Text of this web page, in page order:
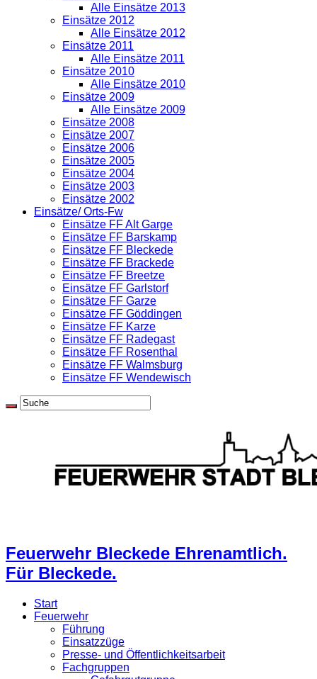
Alle Einsätze 2013
Einsätze 2012
Alle Einsätze 2012
Einsätze 2011
Alle Einsätze 2011
Einsätze 2010
Alle Einsätze 2010
Einsätze 2009
Alle Einsätze 2009
Einsätze 2008
Einsätze 2007
Einsätze 2006
Einsätze 2005
Einsätze 2004
Einsätze 2003
Einsätze 2002
Einsätze/ Orts-Fw
Einsätze FF Alt Garge
Einsätze FF Barskamp
Einsätze FF Bleckede
Einsätze FF Brackede
Einsätze FF Breetze
Einsätze FF Garlstorf
Einsätze FF Garze
Einsätze FF Göddingen
Einsätze FF Karze
Einsätze FF Radegast
Einsätze FF Rosenthal
Einsätze FF Walmsburg
Einsätze FF Wendewisch
Feuerwehr Bleckede Ehrenamtlich.
Für Bleckede.
Start
Feuerwehr
Führung
Einsatzzüge
Presse- und Öffentlichkeitsarbeit
Fachgruppen